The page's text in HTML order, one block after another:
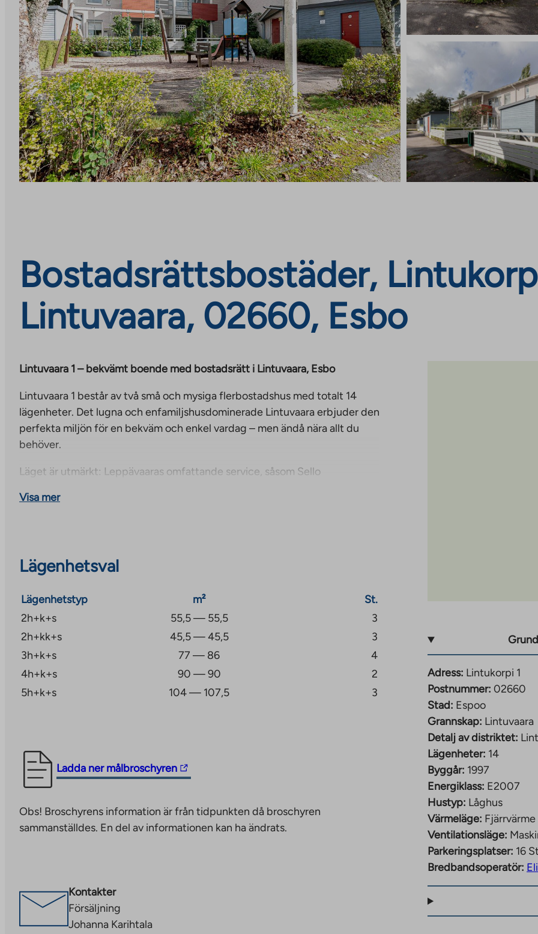
Bostadsrättsbostäder,
Lintuvaara, 02660, Esbo
Lintuvaara 1 – bekvämt boende med bostadsrätt i Lintuvaara, Esbo
Lintuvaara 1 består av två små och mysiga flerbostadshus med totalt 14
lägenheter. Det lugna och enfamiljshusdominerade Lintuvaara erbjuder den
perfekta miljön för en bekväm och enkel vardag – men ändå nära allt du
behöver.
Läget är utmärkt: Leppävaaras omfattande service, såsom Sello
också känt för sina utmärkta frilufts- och sportmöjligheter, då det finns
goda transportförbindelser och en mysig bostadsmiljö i ett naturnära
område.
Visa mer
Lägenhetsval
Lägenhetstyp m²
St.
2h+k+s
55,5 — 55,5
3
2h+kk+s
45,5 — 45,5
3
3h+k+s
77 — 86
4
4h+k+s
90 — 90
2
5h+k+s
104 — 107,5 3
Ladda ner målbroschyren
The
you
to
Link
opens
in
Obs! Broschyrens information är från tidpunkten då broschyren
sammanställdes. En del av informationen kan ha ändrats.
Kontakter
Försäljning
Johanna Karihtala
Adress: Lintukorpi 1
Postnummer: 02660
Stad: Espoo
Grannskap: Lintuvaara
Detalj av distriktet:
Lägenheter: 14
Byggår: 1997
Energiklass: E2007
Hustyp: Låghus
Värmeläge: Fjärrvärme
Ventilationsläge:
Parkeringsplatser: 16
Bredbandsoperatör: